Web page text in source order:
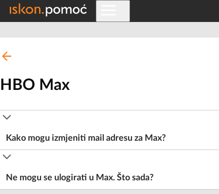
HBO Max
Kako mogu izmjeniti mail adresu za Max?
Ne mogu se ulogirati u Max. Što sada?